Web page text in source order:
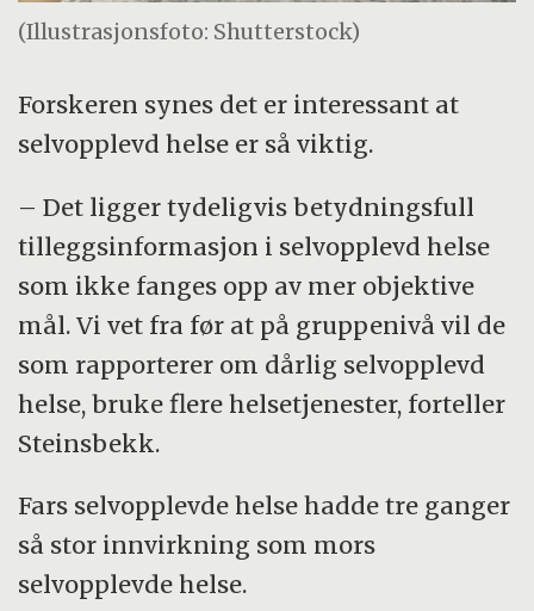
(Illustrasjonsfoto: Shutterstock)
Forskeren synes det er interessant at
selvopplevd helse er så viktig.
– Det ligger tydeligvis betydningsfull
tilleggsinformasjon i selvopplevd helse
som ikke fanges opp av mer objektive
mål. Vi vet fra før at på gruppenivå vil de
som rapporterer om dårlig selvopplevd
helse, bruke flere helsetjenester, forteller
Steinsbekk.
Fars selvopplevde helse hadde tre ganger
så stor innvirkning som mors
selvopplevde helse.